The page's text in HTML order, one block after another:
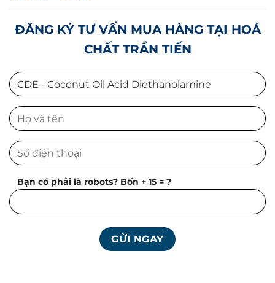
ĐĂNG KÝ TƯ VẤN MUA HÀNG TẠI HOÁ
CHẤT TRẦN TIẾN
Bạn có phải là robots? Bốn + 15 = ?